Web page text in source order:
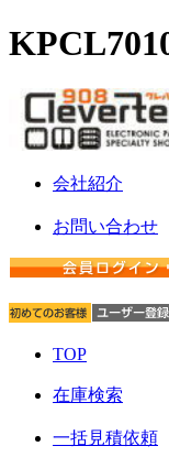
会社紹介
お問い合わせ
TOP
在庫検索
一括見積依頼